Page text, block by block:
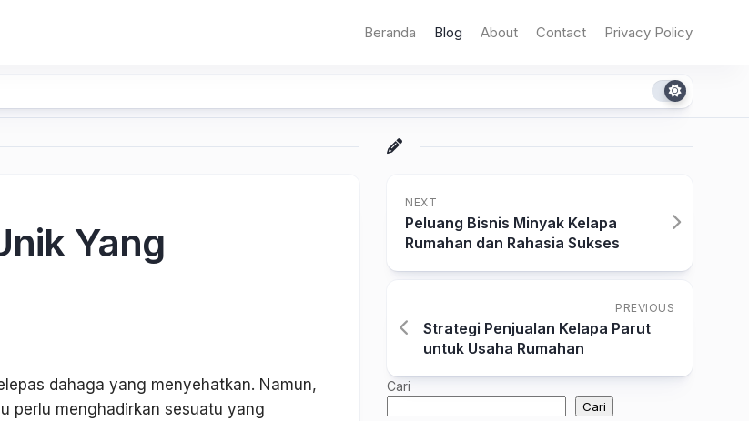
Beranda Blog About Contact Privacy Policy
Yang
dahaga yang menyehatkan. Namun,
perlu menghadirkan sesuatu yang
NEXT
Peluang Bisnis Minyak Kelapa
Rumahan dan Rahasia Sukses
PREVIOUS
Strategi Penjualan Kelapa Parut
untuk Usaha Rumahan
Cari
Cari